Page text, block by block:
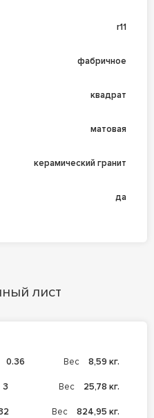
r11
фабричное
квадрат
матовая
керамический гранит
да
лист
0.36 Вес 8,59 кг.
3 Вес 25,78 кг.
Вес 824,95 кг.